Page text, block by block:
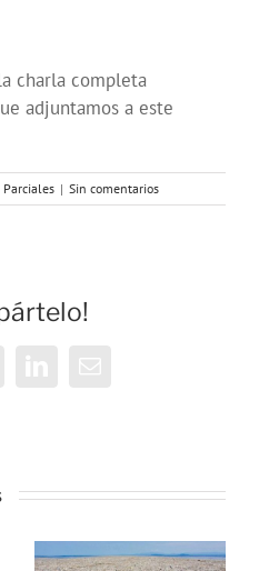
charla completa
adjuntamos a este
Parciales | Sin comentarios
Cursos